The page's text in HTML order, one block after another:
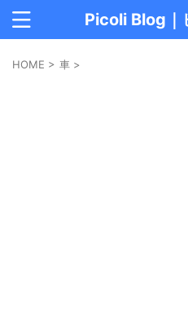
Picoli Blog｜
HOME > 車 >